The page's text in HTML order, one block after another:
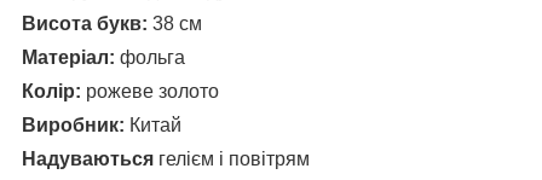
Висота букв: 38 см
Матеріал: фольга
Колір: рожеве золото
Виробник: Китай
Надуваються гелієм і повітрям